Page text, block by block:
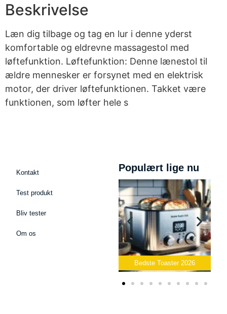
Beskrivelse
Læn dig tilbage og tag en lur i denne yderst
komfortable og eldrevne massagestol med
løftefunktion. Løftefunktion: Denne lænestol til
ældre mennesker er forsynet med en elektrisk
motor, der driver løftefunktionen. Takket være
funktionen, som løfter hele s
Kontakt
Test produkt
Bliv tester
Om os
Populært lige nu
Bedste Toaster 2026